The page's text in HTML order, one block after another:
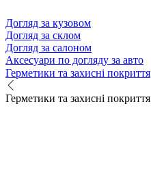
Догляд за кузовом
Догляд за склом
Догляд за салоном
Аксесуари по догляду за авто
Герметики та захисні покриття
Герметики та захисні покриття